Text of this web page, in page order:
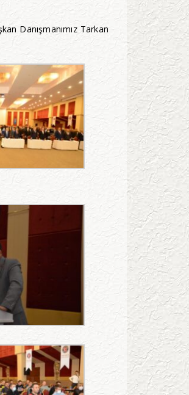
Danışmanımız Tarkan